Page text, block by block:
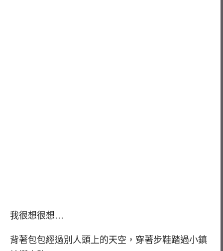
我很想很想…
背著包包經過別人頭上的天空，穿著步鞋踏過小鎮